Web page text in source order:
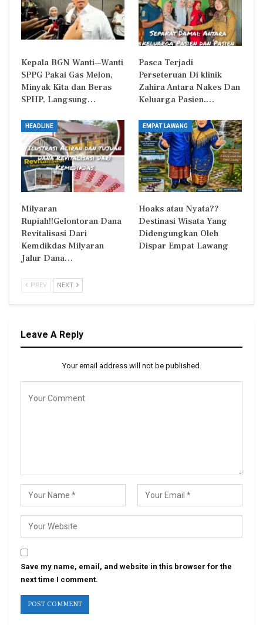
Kepala BGN Wanti—Wanti
SPPG Pakai Gas Melon,
Minyak Kita dan Beras
SPHP, Langsung…
Pasca Terjadi
Perseteruan Di klinik
Zahira Antara Nakes Dan
Keluarga Pasien.…
HEADLINE
Milyaran
Rupiah!!Gelontoran Dana
Revitalisasi Dari
Kemdikdas Milyaran
Jalur Dana…
EMPAT LAWANG
Hoaks atau Nyata??
Destinasi Wisata Yang
Didengungkan Oleh
Dispar Empat Lawang
PREV NEXT
Leave A Reply
Your email address will not be published.
Save my name, email, and website in this browser for the
next time I comment.